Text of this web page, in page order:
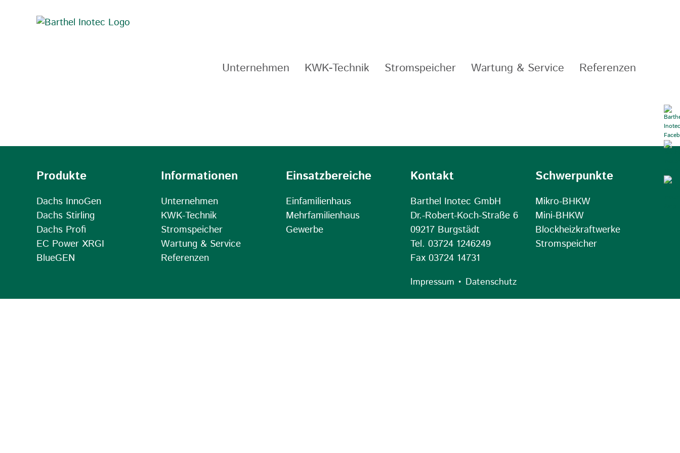
Unternehmen KWK-Technik Stromspeicher Wartung & Service Referenzen
Produkte
Dachs InnoGen
Dachs Stirling
Dachs Profi
EC Power XRGI
BlueGEN
Informationen
Unternehmen
KWK-Technik
Stromspeicher
Wartung & Service
Referenzen
Einsatzbereiche
Einfamilienhaus
Mehrfamilienhaus
Gewerbe
Kontakt
Barthel Inotec GmbH
Dr.-Robert-Koch-Straße 6
09217 Burgstädt
Tel. 03724 1246249
Fax 03724 14731
Impressum • Datenschutz
Schwerpunkte
Mikro-BHKW
Mini-BHKW
Blockheizkraftwerke
Stromspeicher